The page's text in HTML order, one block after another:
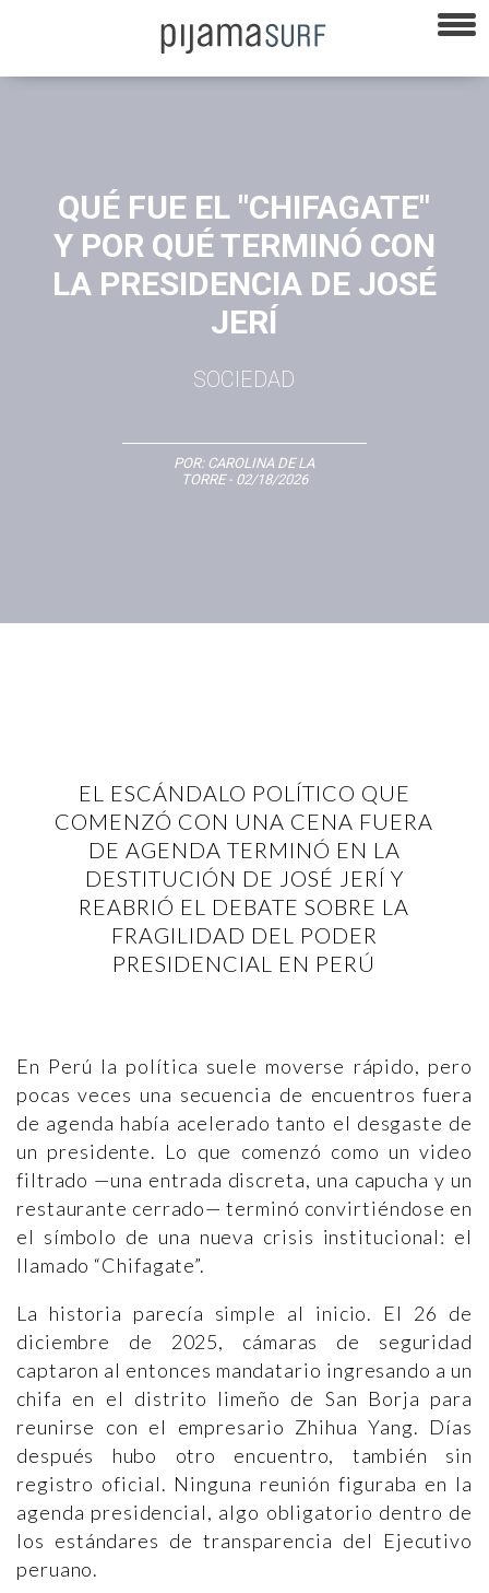
QUÉ FUE EL "CHIFAGATE"
Y POR QUÉ TERMINÓ CON
LA PRESIDENCIA DE JOSÉ
JERÍ
SOCIEDAD
POR: CAROLINA DE LA
TORRE- 02/18/2026
EL ESCÁNDALO POLÍTICO QUE
COMENZÓ CON UNA CENA FUERA
DE AGENDA TERMINÓ EN LA
DESTITUCIÓN DE JOSÉ JERÍ Y
REABRIÓ EL DEBATE SOBRE LA
FRAGILIDAD DEL PODER
PRESIDENCIAL EN PERÚ
En Perú la política suele moverse rápido, pero
pocas veces una secuencia de encuentros fuera
de agenda había acelerado tanto el desgaste de
un presidente. Lo que comenzó como un video
filtrado —una entrada discreta, una capucha y un
restaurante cerrado— terminó convirtiéndose en
el símbolo de una nueva crisis institucional: el
llamado “Chifagate”.
La historia parecía simple al inicio. El 26 de
diciembre de 2025, cámaras de seguridad
captaron al entonces mandatario ingresando a un
chifa en el distrito limeño de San Borja para
reunirse con el empresario Zhihua Yang. Días
después hubo otro encuentro, también sin
registro oficial. Ninguna reunión figuraba en la
agenda presidencial, algo obligatorio dentro de
los estándares de transparencia del Ejecutivo
peruano.